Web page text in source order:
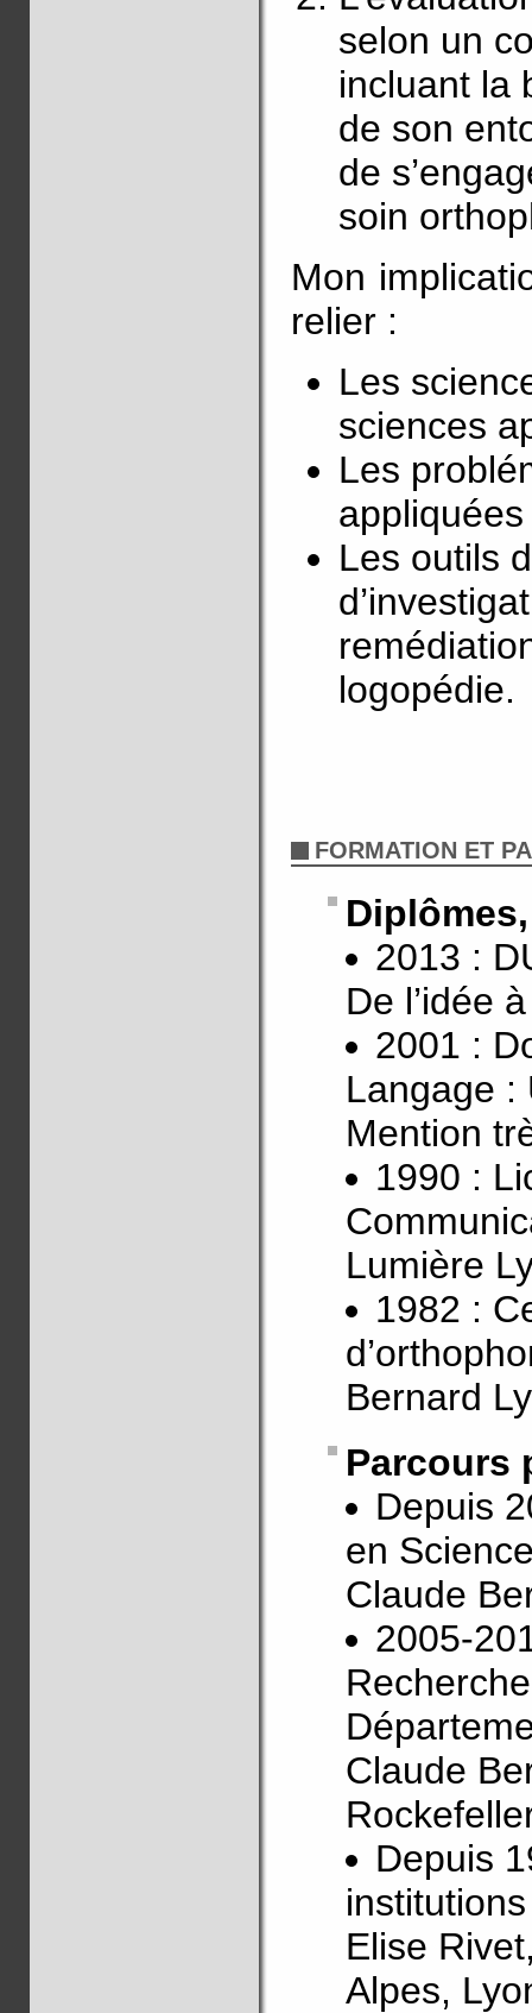
selon un
incluant la
de son
de
soin
Mon
relier :
Les
sciences
Les
Les outils
logopédie.
FORMATION ET
2013 :
De l’idée
2001 :
Langage :
Mention
1990 :
Lumière
1982 :
Bernard
Parcours
Depuis
en
Claude
2005-
Claude
Depuis
Elise
Alpes,